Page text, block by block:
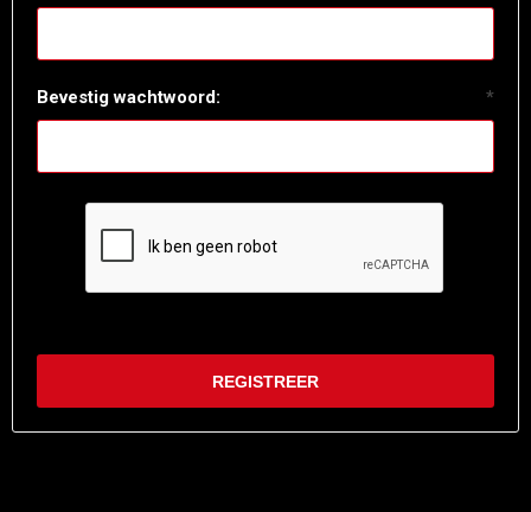
Bevestig wachtwoord: *